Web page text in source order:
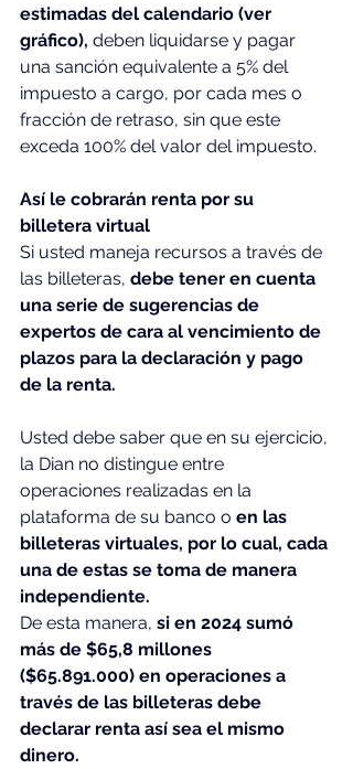
estimadas del calendario (ver
gráfico), deben liquidarse y pagar
una sanción equivalente a 5% del
impuesto a cargo, por cada mes o
fracción de retraso, sin que este
exceda 100% del valor del impuesto.
Así le cobrarán renta por su
billetera virtual
Si usted maneja recursos a través de
las billeteras, debe tener en cuenta
una serie de sugerencias de
expertos de cara al vencimiento de
plazos para la declaración y pago
de la renta.
Usted debe saber que en su ejercicio,
la Dian no distingue entre
operaciones realizadas en la
plataforma de su banco o en las
billeteras virtuales, por lo cual, cada
una de estas se toma de manera
independiente.
De esta manera, si en 2024 sumó
más de $65,8 millones
($65.891.000) en operaciones a
través de las billeteras debe
declarar renta así sea el mismo
dinero.